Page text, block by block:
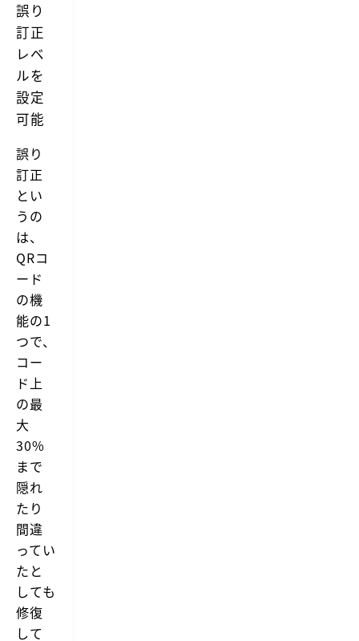
誤り
訂正
レベ
ルを
設定
可能
誤り
訂正
とい
うの
は、
QRコ
ード
の機
能の1
つで、
コー
ド上
の最
大
30%
まで
隠れ
たり
間違
ってい
たと
しても
修復
して